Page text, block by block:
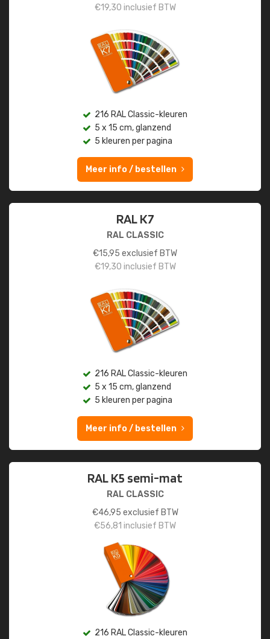
€19,30 inclusief BTW
216 RAL Classic-kleuren
5 x 15 cm, glanzend
5 kleuren per pagina
Meer info / bestellen
RAL K7
RAL CLASSIC
€15,95 exclusief BTW
€19,30 inclusief BTW
216 RAL Classic-kleuren
5 x 15 cm, glanzend
5 kleuren per pagina
Meer info / bestellen
RAL K5 semi-mat
RAL CLASSIC
€46,95 exclusief BTW
€56,81 inclusief BTW
216 RAL Classic-kleuren